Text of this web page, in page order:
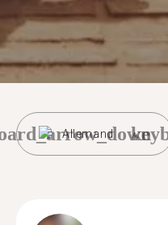
Allemand